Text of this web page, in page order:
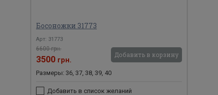
Босоножки 31773
Арт: 31773
6600 грн.
3500 грн.
Добавить в корзину
Размеры: 36, 37, 38, 39, 40
Добавить в список желаний